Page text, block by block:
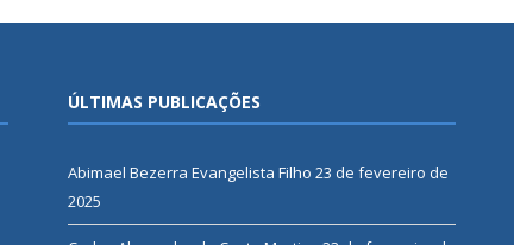
ÚLTIMAS PUBLICAÇÕES
Abimael Bezerra Evangelista Filho 23 de fevereiro de
2025